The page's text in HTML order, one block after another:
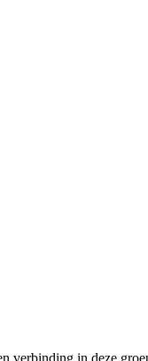
in deze